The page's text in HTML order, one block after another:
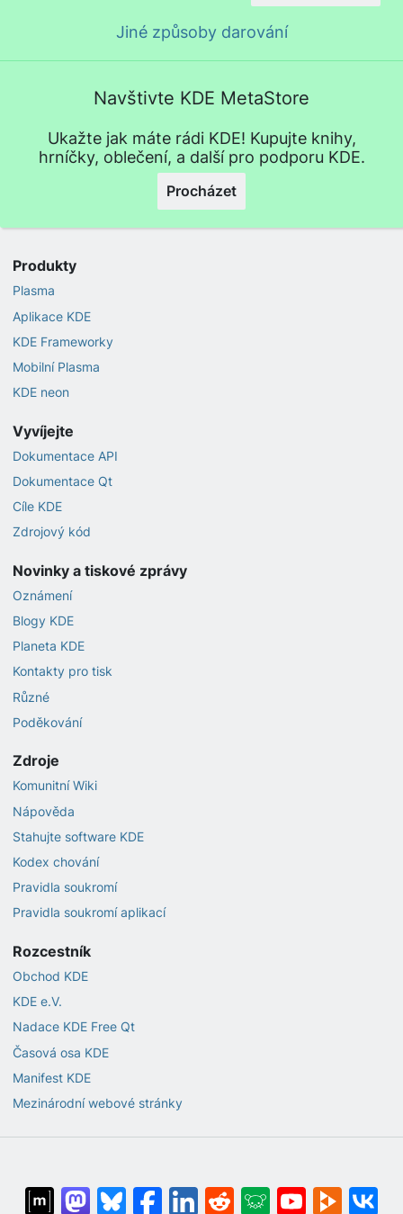
Jiné způsoby darování
Navštivte KDE MetaStore
Ukažte jak máte rádi KDE! Kupujte knihy,
hrníčky, oblečení, a další pro podporu KDE.
Procházet
Produkty
Plasma
Aplikace KDE
KDE Frameworky
Mobilní Plasma
KDE neon
Vyvíjejte
Dokumentace API
Dokumentace Qt
Cíle KDE
Zdrojový kód
Novinky a tiskové zprávy
Oznámení
Blogy KDE
Planeta KDE
Kontakty pro tisk
Různé
Poděkování
Zdroje
Komunitní Wiki
Nápověda
Stahujte software KDE
Kodex chování
Pravidla soukromí
Pravidla soukromí aplikací
Rozcestník
Obchod KDE
KDE e.V.
Nadace KDE Free Qt
Časová osa KDE
Manifest KDE
Mezinárodní webové stránky